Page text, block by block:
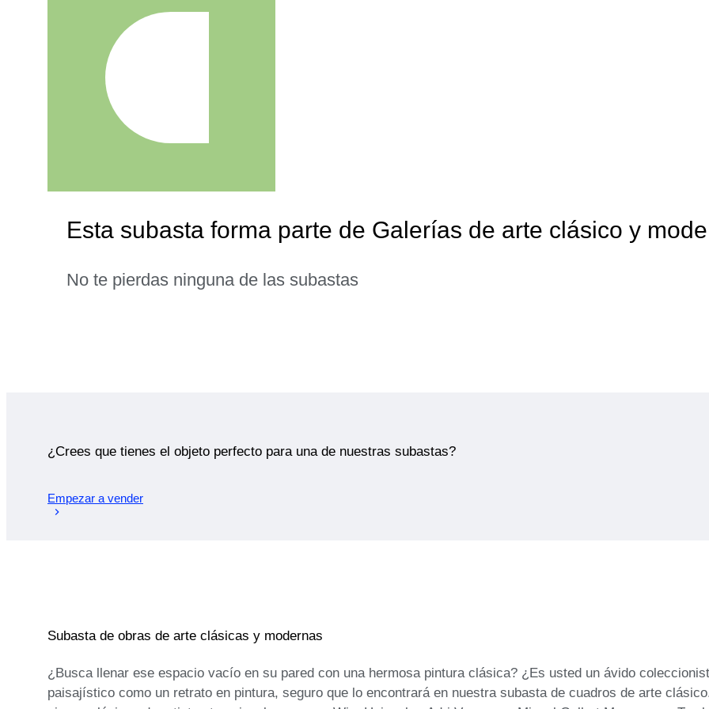
Esta subasta forma parte de Galerías de arte clásico y
No te pierdas ninguna de las subastas
¿Crees que tienes el objeto perfecto para una de nuestras subastas?
Empezar a vender
Subasta de obras de arte clásicas y modernas
¿Busca llenar ese espacio vacío en su pared con una hermosa pintura clásica? ¿Es usted un ávido
paisajístico como un retrato en pintura, seguro que lo encontrará en nuestra subasta de cuadros de arte